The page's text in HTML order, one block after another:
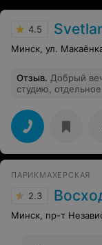
4.5
Минск, ул.
Отзыв. Добрый
студию,
очень рада, что
ПАРИКМАХЕРСКАЯ
2.3
Минск, пр-т